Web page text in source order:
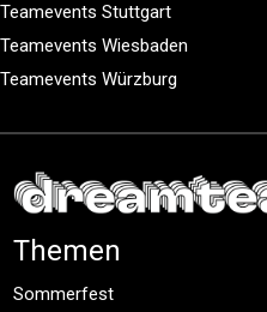
Teamevents Stuttgart
Teamevents Wiesbaden
Teamevents Würzburg
Themen
Sommerfest